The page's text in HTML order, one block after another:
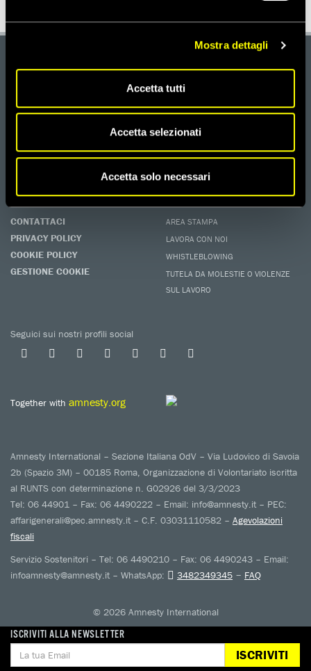
Mostra dettagli
Accetta tutti
Accetta selezionati
Accetta solo necessari
ISCRIVITI ALLA NEWSLETTER
ISCRIVITI
DONA
Aiutaci con una donazione, ora.
FIRMA
I programmi educativi.
Metti a disposizione il tuo tempo.
CONTATTACI
PRIVACY POLICY
COOKIE POLICY
GESTIONE COOKIE
AREA STAMPA
LAVORA CON NOI
WHISTLEBLOWING
TUTELA DA MOLESTIE O VIOLENZE
SUL LAVORO
Seguici sui nostri profili social
Together with amnesty.org
Amnesty International – Sezione Italiana OdV – Via Ludovico di Savoia
2b (Spazio 3M) – 00185 Roma, Organizzazione di Volontariato iscritta
al RUNTS con determinazione n. G02926 del 3/3/2023
Tel: 06 44901 – Fax: 06 4490222 – Email: info@amnesty.it – PEC:
affarigenerali@pec.amnesty.it – C.F. 03031110582 – Agevolazioni
fiscali
Servizio Sostenitori – Tel: 06 4490210 – Fax: 06 4490243 – Email:
infoamnesty@amnesty.it – WhatsApp:
3482349345 – FAQ
© 2026 Amnesty International